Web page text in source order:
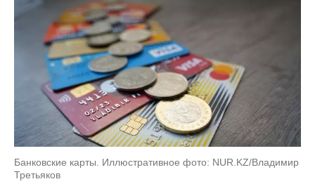
Банковские карты. Иллюстративное фото: NUR.KZ/Владимир
Третьяков